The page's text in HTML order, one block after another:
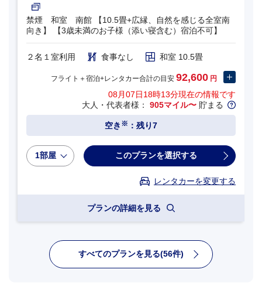
禁煙 和室 南館 【10.5畳+広縁、自然を感じる全室南
向き】 【3歳未満のお子様（添い寝含む）宿泊不可】
２名１室利用 食事なし 和室 10.5畳
フライト＋宿泊+レンタカー合計の目安 92,600 円
08月07日18時13分現在の情報です
大人・代表者様： 905マイル〜 貯まる
空き ※ ：残り7
1部屋 このプランを選択する
レンタカーを変更する
プランの詳細を見る
すべてのプランを見る(56件)